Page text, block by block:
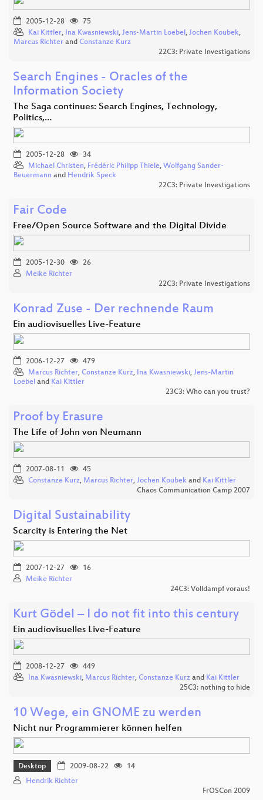
2005-12-28
75
Kai Kittler, Ina Kwasniewski, Jens-Martin Loebel, Jochen Koubek,
Marcus Richter and Constanze Kurz
22C3: Private Investigations
Search Engines - Oracles of the
Information Society
The Saga continues: Search Engines, Technology,
Politics,…
2005-12-28
34
Michael Christen, Frédéric Philipp Thiele, Wolfgang Sander-
Beuermann and Hendrik Speck
22C3: Private Investigations
Fair Code
Free/Open Source Software and the Digital Divide
2005-12-30
26
Meike Richter
22C3: Private Investigations
Konrad Zuse - Der rechnende Raum
Ein audiovisuelles Live-Feature
2006-12-27
479
Marcus Richter, Constanze Kurz, Ina Kwasniewski, Jens-Martin
Loebel and Kai Kittler
23C3: Who can you trust?
Proof by Erasure
The Life of John von Neumann
2007-08-11
45
Constanze Kurz, Marcus Richter, Jochen Koubek and Kai Kittler
Chaos Communication Camp 2007
Digital Sustainability
Scarcity is Entering the Net
2007-12-27
16
Meike Richter
24C3: Volldampf voraus!
Kurt Gödel – I do not fit into this century
Ein audiovisuelles Live-Feature
2008-12-27
449
Ina Kwasniewski, Marcus Richter, Constanze Kurz and Kai Kittler
25C3: nothing to hide
10 Wege, ein GNOME zu werden
Nicht nur Programmierer können helfen
Desktop 2009-08-22
14
Hendrik Richter
FrOSCon 2009